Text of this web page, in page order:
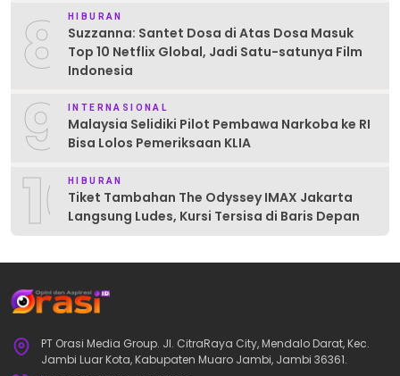
8 HIBURAN
Suzzanna: Santet Dosa di Atas Dosa Masuk
Top 10 Netflix Global, Jadi Satu-satunya Film
Indonesia
9 INTERNASIONAL
Malaysia Selidiki Pilot Pembawa Narkoba ke RI
Bisa Lolos Pemeriksaan KLIA
10HIBURAN
Tiket Tambahan The Odyssey IMAX Jakarta
Langsung Ludes, Kursi Tersisa di Baris Depan
PT Orasi Media Group. Jl. CitraRaya City, Mendalo Darat, Kec.
Jambi Luar Kota, Kabupaten Muaro Jambi, Jambi 36361.